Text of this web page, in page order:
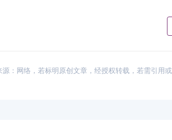
：网络，若标明原创文章，经授权转载，若需引用